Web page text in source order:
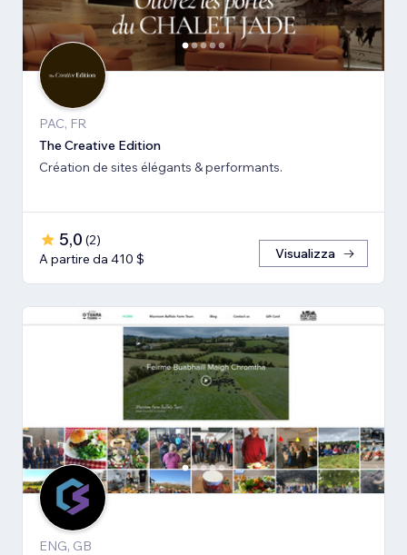
PAC, FR
The Creative Edition
Création de sites élégants & performants.
5,0 (2)
A partire da 410 $
Visualizza
ENG, GB